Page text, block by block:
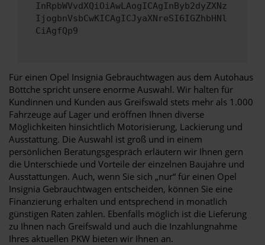
InRpbWVvdXQiOiAwLAogICAgInByb2dyZXNz
IjogbnVsbCwKICAgICJyaXNreSI6IGZhbHNl
CiAgfQp9
Für einen Opel Insignia Gebrauchtwagen aus dem Autohaus
Böttche spricht unsere enorme Auswahl. Wir halten für
Kundinnen und Kunden aus Greifswald stets mehr als 1.000
Fahrzeuge auf Lager und eröffnen Ihnen diverse
Möglichkeiten hinsichtlich Motorisierung, Lackierung und
Ausstattung. Die Auswahl ist groß und in einem
persönlichen Beratungsgespräch erläutern wir Ihnen gern
die Unterschiede und Vorteile der einzelnen Baujahre und
Ausstattungen. Auch, wenn Sie sich „nur“ für einen Opel
Insignia Gebrauchtwagen entscheiden, können Sie eine
Finanzierung erhalten und entsprechend in monatlich
günstigen Raten zahlen. Ebenfalls möglich ist die Lieferung
zu Ihnen nach Greifswald und auch die Inzahlungnahme
Ihres aktuellen PKW bieten wir Ihnen an.